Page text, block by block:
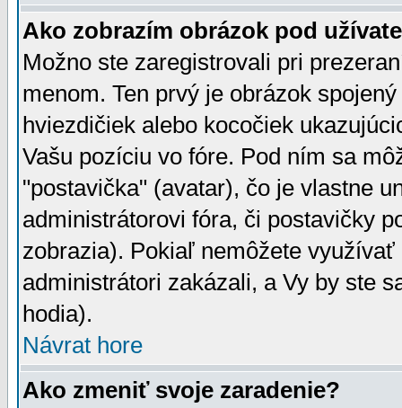
Ako zobrazím obrázok pod
Možno ste zaregistrovali pri
menom. Ten prvý je obrázok
hviezdičiek alebo kocočiek
Vašu pozíciu vo fóre. Pod ním sa
"postavička" (avatar), čo je vlastne
administrátorovi fóra, či postavičky
zobrazia). Pokiaľ nemôžete
administrátori zakázali, a Vy by ste
hodia).
Návrat hore
Ako zmeniť svoje zaradenie?